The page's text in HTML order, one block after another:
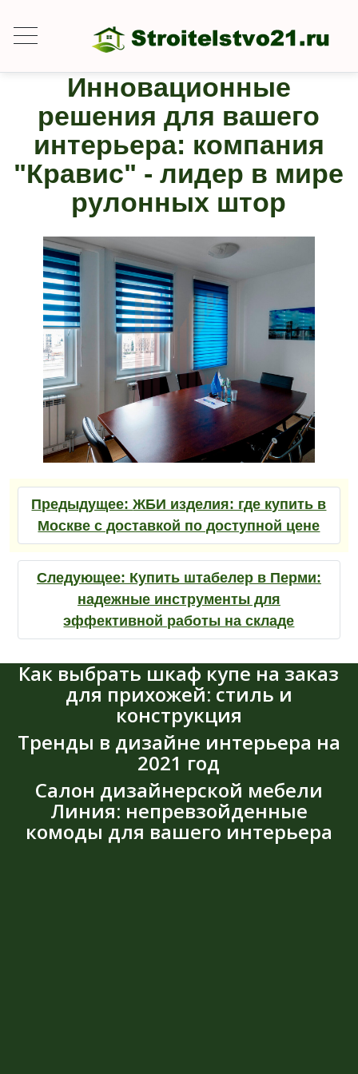
Инновационные
решения для вашего
интерьера: компания
"Кравис" - лидер в мире
рулонных штор
Предыдущее:ЖБИ изделия: где купить в
Москве с доставкой по доступной цене
Следующее: Купить штабелер в Перми:
надежные инструменты для
эффективной работы на складе
Как выбрать шкаф купе на заказ
для прихожей: стиль и
конструкция
Тренды в дизайне интерьера на
2021 год
Cалон дизайнерской мебели
Линия: непревзойденные
комоды для вашего интерьера